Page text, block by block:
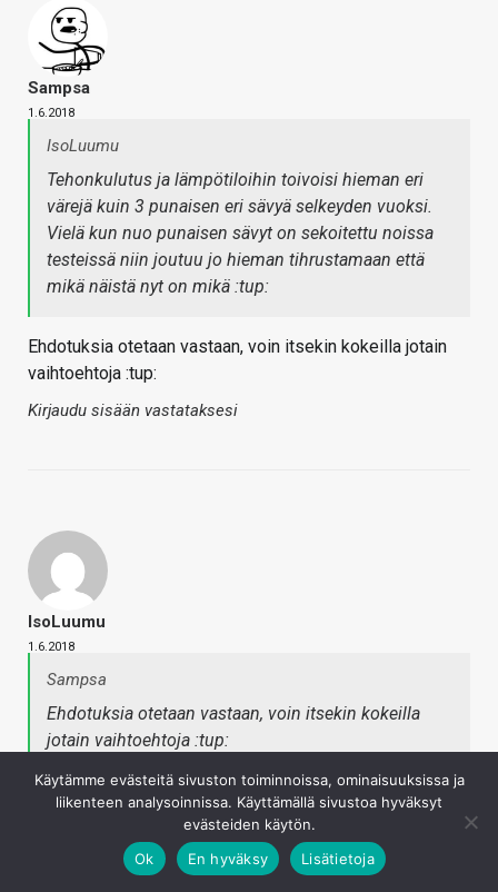
Sampsa
1.6.2018
IsoLuumu
Tehonkulutus ja lämpötiloihin toivoisi hieman eri
värejä kuin 3 punaisen eri sävyä selkeyden vuoksi.
Vielä kun nuo punaisen sävyt on sekoitettu noissa
testeissä niin joutuu jo hieman tihrustamaan että
mikä näistä nyt on mikä :tup:
Ehdotuksia otetaan vastaan, voin itsekin kokeilla jotain
vaihtoehtoja :tup:
Kirjaudu sisään vastataksesi
IsoLuumu
1.6.2018
Sampsa
Ehdotuksia otetaan vastaan, voin itsekin kokeilla
jotain vaihtoehtoja :tup:
Ehkä itse miettisin myös värisokeiden kannalta, eli
isompi ero noihin sävyihin. Itse väreistä en osaa sanoa
Samoin nuo alhaalla olevat laatikot voisi olla reilusti
Käytämme evästeitä sivuston toiminnoissa, ominaisuuksissa ja
liikenteen analysoinnissa. Käyttämällä sivustoa hyväksyt
evästeiden käytön.
Ok
En hyväksy Lisätietoja